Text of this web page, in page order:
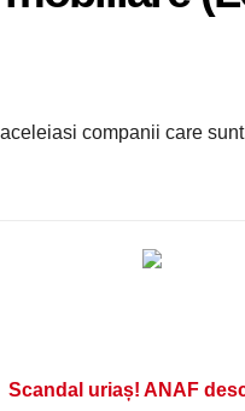
companii care
Scandal uriaș! ANAF